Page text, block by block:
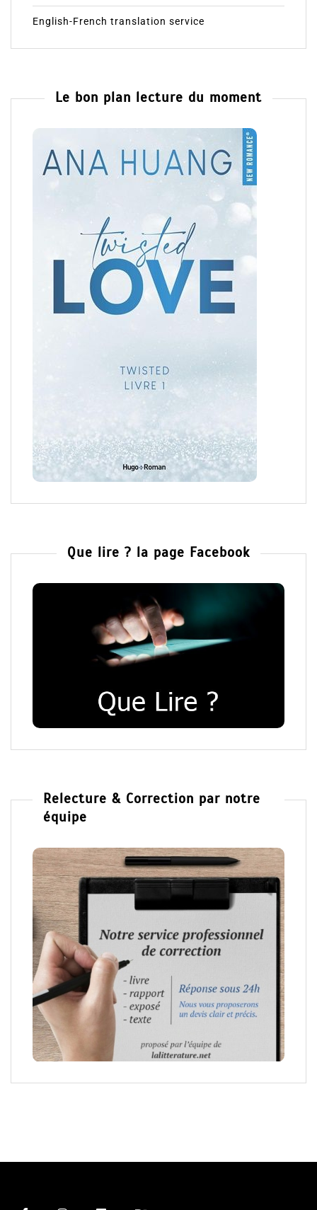
English-French translation service
Le bon plan lecture du moment
Que lire ? la page Facebook
Relecture & Correction par notre
équipe